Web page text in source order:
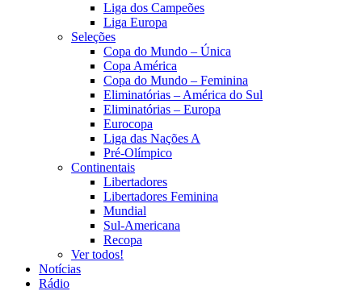
Liga dos Campeões
Liga Europa
Seleções
Copa do Mundo – Única
Copa América
Copa do Mundo – Feminina
Eliminatórias – América do Sul
Eliminatórias – Europa
Eurocopa
Liga das Nações A
Pré-Olímpico
Continentais
Libertadores
Libertadores Feminina
Mundial
Sul-Americana
Recopa
Ver todos!
Notícias
Rádio